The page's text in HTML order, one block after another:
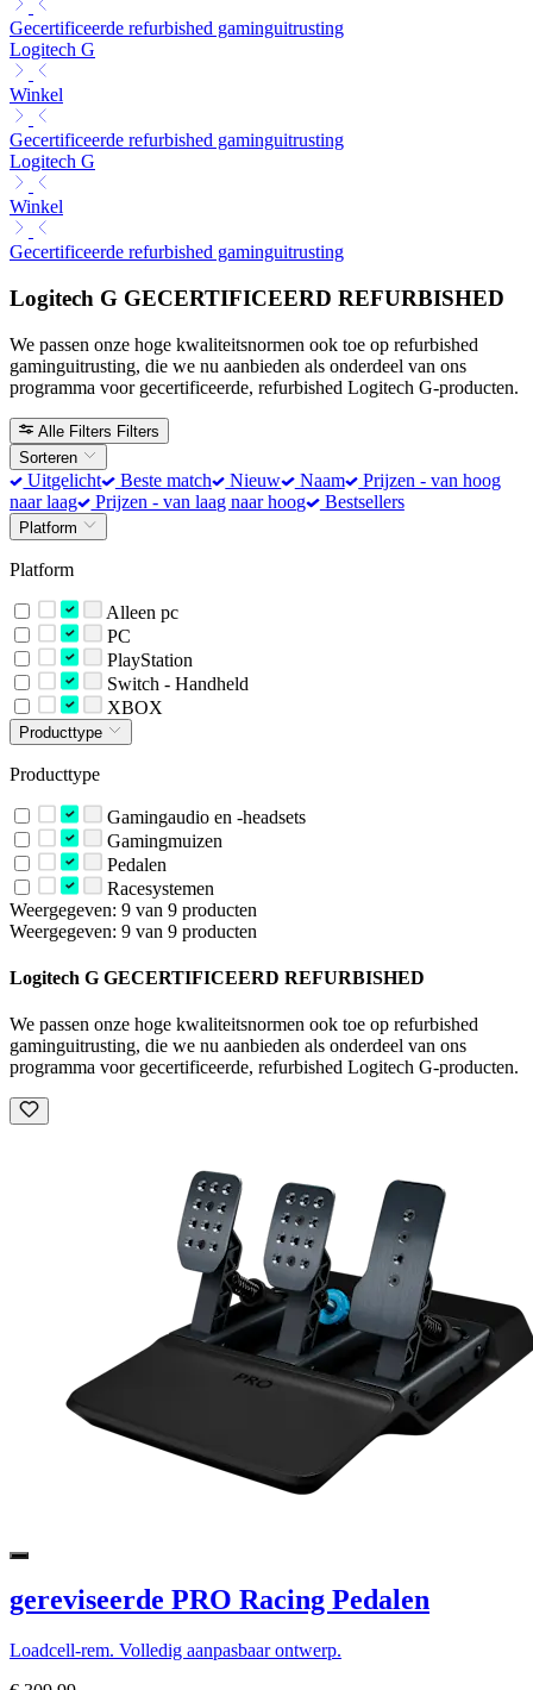
Gecertificeerde refurbished gaminguitrusting
Logitech G
Winkel
Gecertificeerde refurbished gaminguitrusting
Logitech G
Winkel
Gecertificeerde refurbished gaminguitrusting
Logitech G GECERTIFICEERD REFURBISHED
We passen onze hoge kwaliteitsnormen ook toe op refurbished
gaminguitrusting, die we nu aanbieden als onderdeel van ons
programma voor gecertificeerde, refurbished Logitech G-producten.
Alle Filters Filters
Sorteren
Uitgelicht Beste match Nieuw Naam
Prijzen - van hoog
naar laag
Prijzen - van laag naar hoog Bestsellers
Platform
Platform
Alleen pc
PC
PlayStation
Switch - Handheld
XBOX
Producttype
Producttype
Gamingaudio en -headsets
Gamingmuizen
Pedalen
Racesystemen
Weergegeven: 9 van 9 producten
Weergegeven: 9 van 9 producten
Logitech G GECERTIFICEERD REFURBISHED
We passen onze hoge kwaliteitsnormen ook toe op refurbished
gaminguitrusting, die we nu aanbieden als onderdeel van ons
programma voor gecertificeerde, refurbished Logitech G-producten.
gereviseerde PRO Racing Pedalen
Loadcell-rem. Volledig aanpasbaar ontwerp.